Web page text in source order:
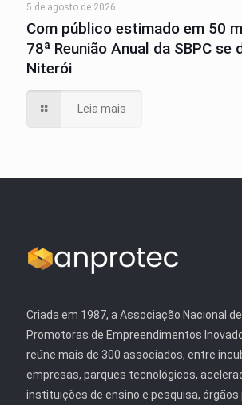
5 de agosto de 2026
Com público estimado em 50
78ª Reunião Anual da SBPC se
Niterói
Leia mais
Criada em 1987, a Associação Nacional
Promotoras de Empreendimentos
reúne mais de 300 associados, entre
empresas, parques tecnológicos,
instituições de ensino e pesquisa,